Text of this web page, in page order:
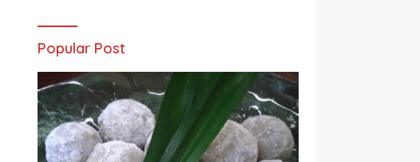
Popular Post